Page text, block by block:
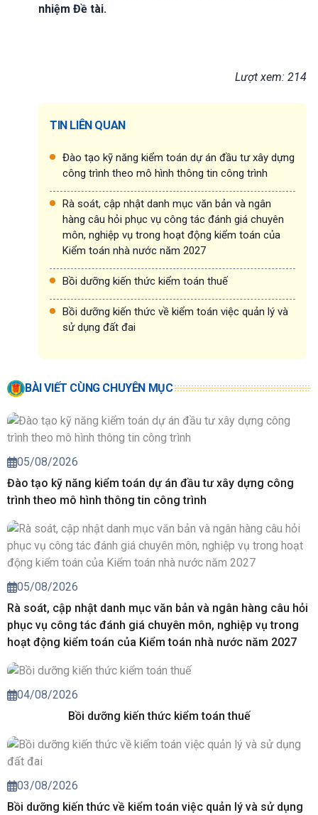
nhiệm Đề tài.
Lượt xem: 214
TIN LIÊN QUAN
Đào tạo kỹ năng kiểm toán dự án đầu tư xây dựng
công trình theo mô hình thông tin công trình
Rà soát, cập nhật danh mục văn bản và ngân
hàng câu hỏi phục vụ công tác đánh giá chuyên
môn, nghiệp vụ trong hoạt động kiểm toán của
Kiểm toán nhà nước năm 2027
Bồi dưỡng kiến thức kiểm toán thuế
Bồi dưỡng kiến thức về kiểm toán việc quản lý và
sử dụng đất đai
BÀI VIẾT CÙNG CHUYÊN MỤC
05/08/2026
Đào tạo kỹ năng kiểm toán dự án đầu tư xây dựng công
trình theo mô hình thông tin công trình
05/08/2026
Rà soát, cập nhật danh mục văn bản và ngân hàng câu hỏi
phục vụ công tác đánh giá chuyên môn, nghiệp vụ trong
hoạt động kiểm toán của Kiểm toán nhà nước năm 2027
04/08/2026
Bồi dưỡng kiến thức kiểm toán thuế
03/08/2026
Bồi dưỡng kiến thức về kiểm toán việc quản lý và sử dụng